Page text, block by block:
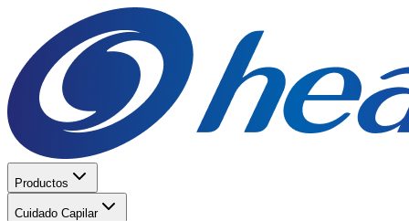
Productos
Cuidado Capilar